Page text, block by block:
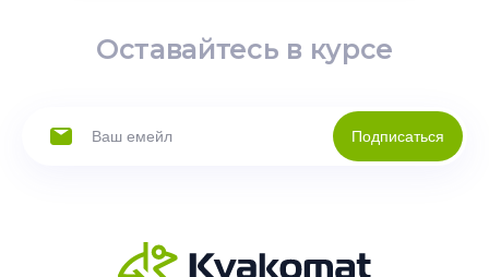
Оставайтесь в курсе
Подписаться